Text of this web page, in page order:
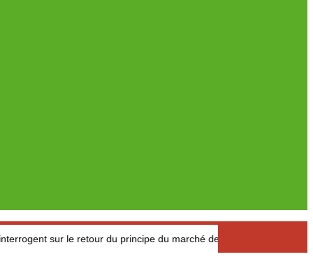
le retour du principe du marché de l’offre et de la demande